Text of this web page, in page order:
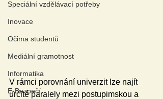
Speciální vzdělávací potřeby
Inovace
Očima studentů
Mediální gramotnost
Informatika
E-Bezpečí
V rámci porovnání univerzit lze najít
určité paralely mezi postupimskou a